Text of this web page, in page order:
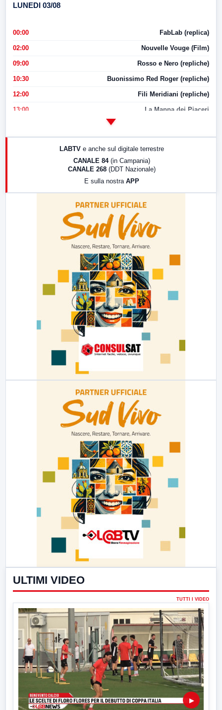
LUNEDI 03/08
00:00 FabLab (replica)
02:00 Nouvelle Vouge (Film)
09:00 Rosso e Nero (repliche)
10:30 Buonissimo Red Roger (repliche)
12:00 Fili Meridiani (repliche)
13:00 La Mappa dei Piaceri
17:00 LabNews (replica)
LABTV e anche sul digitale terrestre
CANALE 84 (in Campania)
CANALE 268 (DDT Nazionale)
E sulla nostra APP
ULTIMI VIDEO
TUTTI I VIDEO
▶